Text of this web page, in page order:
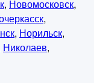
, Новомосковск,
,
, Норильск,
Николаев,